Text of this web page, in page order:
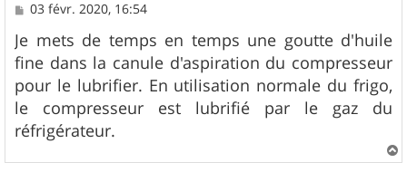
M
s
s
a
g
e
03 févr. 2020, 16:54
Je mets de temps en temps une goutte d'huile
fine dans la canule d'aspiration du compresseur
pour le lubrifier. En utilisation normale du frigo,
le compresseur est lubrifié par le gaz du
réfrigérateur.
a